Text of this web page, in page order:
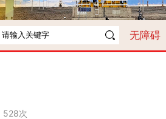
无障碍
528次